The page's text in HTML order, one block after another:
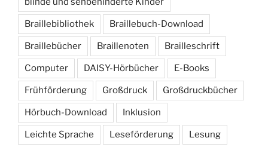
Braillebibliothek Braillebuch-Download
Braillebücher Braillenoten Brailleschrift
Computer DAISY-Hörbücher E-Books
Frühförderung Großdruck Großdruckbücher
Hörbuch-Download Inklusion
Leichte Sprache Leseförderung Lesung